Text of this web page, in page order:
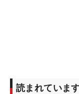
読まれていま